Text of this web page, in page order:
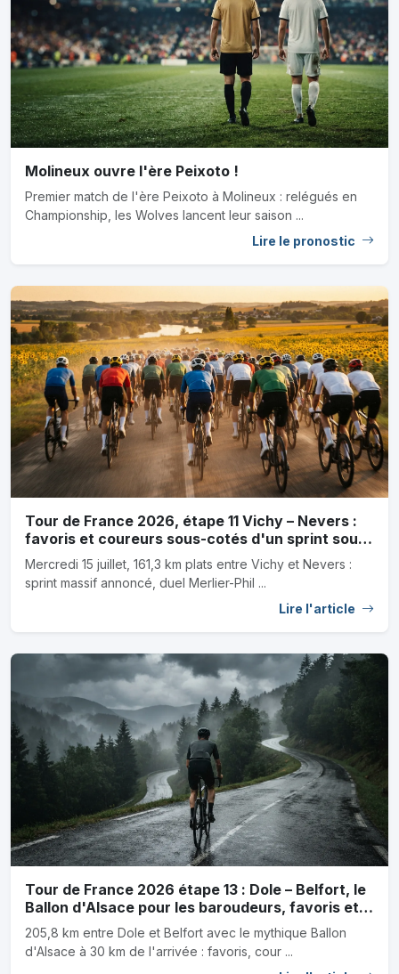
Molineux ouvre l'ère Peixoto !
Premier match de l'ère Peixoto à Molineux : relégués en
Championship, les Wolves lancent leur saison ...
Lire le pronostic
Tour de France 2026, étape 11 Vichy – Nevers :
favoris et coureurs sous-cotés d'un sprint sous
canicule
Mercredi 15 juillet, 161,3 km plats entre Vichy et Nevers :
sprint massif annoncé, duel Merlier-Phil ...
Lire l'article
Tour de France 2026 étape 13 : Dole – Belfort, le
Ballon d'Alsace pour les baroudeurs, favoris et
outsiders
205,8 km entre Dole et Belfort avec le mythique Ballon
d'Alsace à 30 km de l'arrivée : favoris, cour ...